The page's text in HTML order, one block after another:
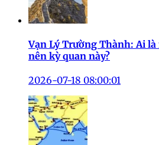
Vạn Lý Trường Thành: Ai
nên kỳ quan này?
2026-07-18 08:00:01